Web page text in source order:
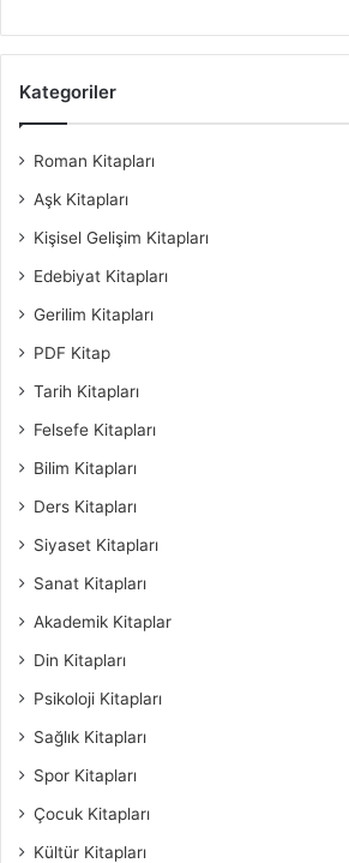
Kategoriler
Roman Kitapları
Aşk Kitapları
Kişisel Gelişim Kitapları
Edebiyat Kitapları
Gerilim Kitapları
PDF Kitap
Tarih Kitapları
Felsefe Kitapları
Bilim Kitapları
Ders Kitapları
Siyaset Kitapları
Sanat Kitapları
Akademik Kitaplar
Din Kitapları
Psikoloji Kitapları
Sağlık Kitapları
Spor Kitapları
Çocuk Kitapları
Kültür Kitapları